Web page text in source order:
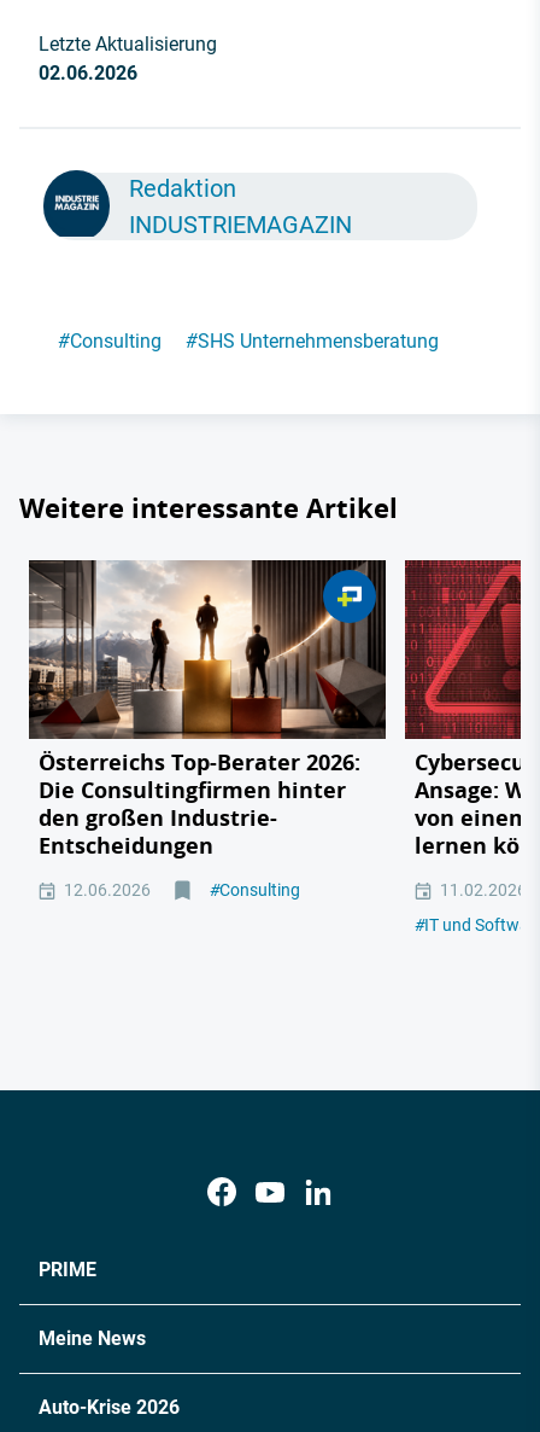
Letzte Aktualisierung
02.06.2026
Redaktion
INDUSTRIEMAGAZIN
#Consulting #SHS Unternehmensberatung
Weitere interessante Artikel
Österreichs Top-Berater 2026:
Die Consultingfirmen hinter
den großen Industrie-
Entscheidungen
12.06.2026 #Consulting
Ansage:
von einem
lernen
11.02.2026
#IT und
PRIME
Meine News
Auto-Krise 2026